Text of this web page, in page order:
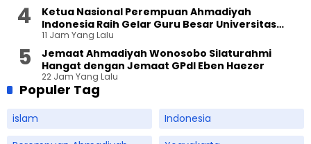
Ketua Nasional Perempuan Ahmadiyah
Indonesia Raih Gelar Guru Besar Universitas
Terbuka
11 Jam Yang Lalu
Jemaat Ahmadiyah Wonosobo Silaturahmi
Hangat dengan Jemaat GPdI Eben Haezer
22 Jam Yang Lalu
Populer Tag
islam
Indonesia